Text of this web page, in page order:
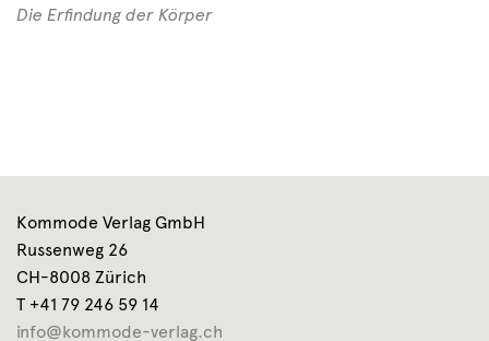
Die Erfindung der Körper
Kommode Verlag GmbH
Russenweg 26
CH-8008 Zürich
T +41 79 246 59 14
info@kommode-verlag.ch